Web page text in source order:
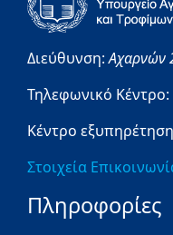
Διεύθυνση:Αχαρνών
Τηλεφωνικό Κέντρο:
Κέντρο
Στοιχεία
Πληροφορίες